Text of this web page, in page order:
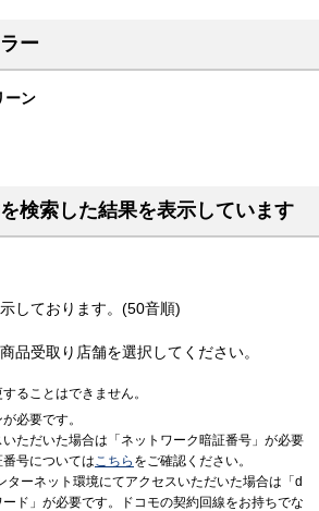
ー
ーン
検索した結果を表示しています
しております。(50音順)
品受取り店舗を選択してください。
ることはできません。
必要です。
いただいた場合は「ネットワーク暗証番号」が必要
号についてはこちら をご確認ください。
ターネット環境にてアクセスいただいた場合は「d
ド」が必要です。ドコモの契約回線をお持ちでな